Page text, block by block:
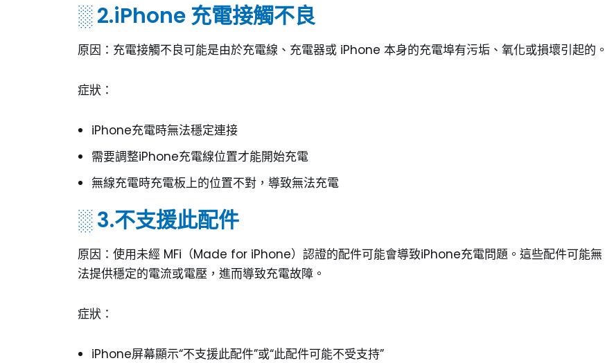
░ 2.iPhone 充電接觸不良
原因：充電接觸不良可能是由於充電線、充電器或 iPhone 本身的充電埠有污垢、氧化或損壞引起的。
症狀：
iPhone充電時無法穩定連接
需要調整iPhone充電線位置才能開始充電
無線充電時充電板上的位置不對，導致無法充電
░ 3.不支援此配件
原因：使用未經 MFi（Made for iPhone）認證的配件可能會導致iPhone充電問題。這些配件可能無
法提供穩定的電流或電壓，進而導致充電故障。
症狀：
iPhone屏幕顯示“不支援此配件”或“此配件可能不受支持”